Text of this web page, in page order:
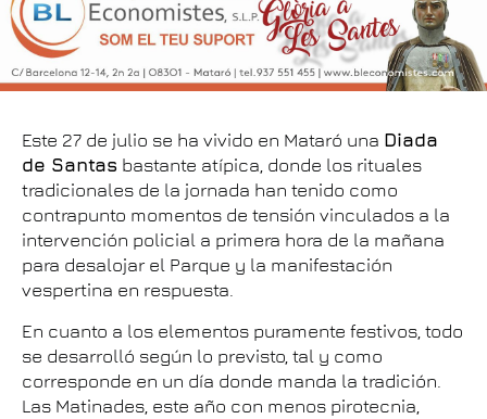
Este 27 de julio se ha vivido en Mataró una Diada
de Santas bastante atípica, donde los rituales
tradicionales de la jornada han tenido como
contrapunto momentos de tensión vinculados a la
intervención policial a primera hora de la mañana
para desalojar el Parque y la manifestación
vespertina en respuesta.
En cuanto a los elementos puramente festivos, todo
se desarrolló según lo previsto, tal y como
corresponde en un día donde manda la tradición.
Las Matinades, este año con menos pirotecnia,